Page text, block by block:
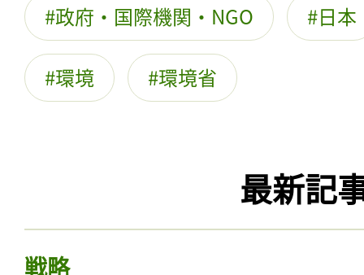
政府・国際機関・NGO 日本
環境 環境省
最新記
戦略